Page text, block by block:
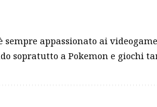
sempre appassionato ai
sopratutto a Pokemon e giochi